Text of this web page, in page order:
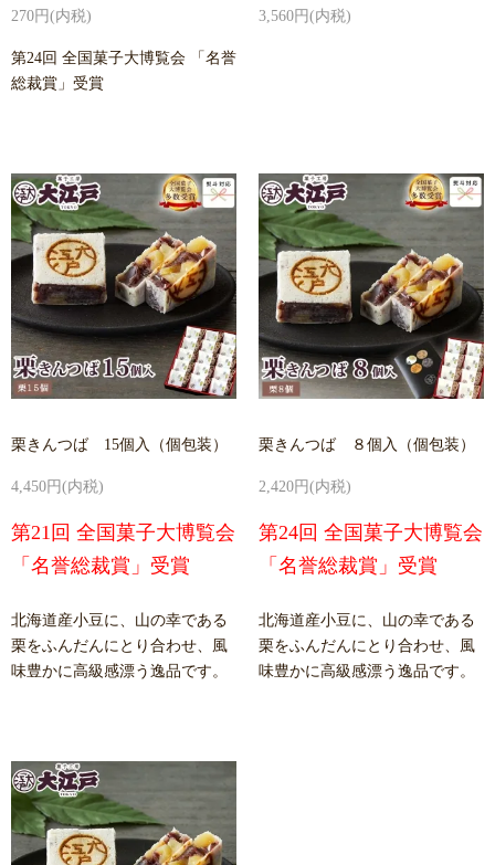
270円(内税)
第24回 全国菓子大博覧会 「名誉
総裁賞」受賞
3,560円(内税)
栗きんつば 15個入（個包装）
4,450円(内税)
第21回 全国菓子大博覧会
「名誉総裁賞」受賞
北海道産小豆に、山の幸である
栗をふんだんにとり合わせ、風
味豊かに高級感漂う逸品です。
栗きんつば ８個入（個包装）
2,420円(内税)
第24回 全国菓子大博覧会
「名誉総裁賞」受賞
北海道産小豆に、山の幸である
栗をふんだんにとり合わせ、風
味豊かに高級感漂う逸品です。